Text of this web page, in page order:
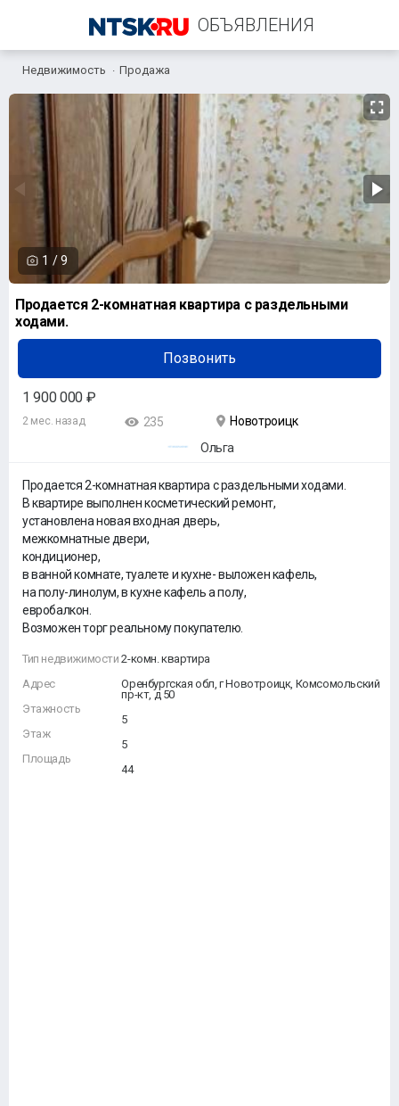
ОБЪЯВЛЕНИЯ
+7 (905) 849-53-05
Недвижимость Продажа
1 / 9
Продается 2-комнатная квартира с раздельными
ходами.
Позвонить
1 900 000 ₽
2 мес. назад 235
Новотроицк
Ольга
Продается 2-комнатная квартира с раздельными ходами.
В квартире выполнен косметический ремонт,
установлена новая входная дверь,
межкомнатные двери,
кондиционер,
в ванной комнате, туалете и кухне- выложен кафель,
на полу-линолум, в кухне кафель а полу,
евробалкон.
Возможен торг реальному покупателю.
Тип недвижимости
Адрес
Этажность
Этаж
Площадь
2-комн. квартира
Оренбургская обл, г Новотроицк, Комсомольский
пр-кт, д 50
5
5
44